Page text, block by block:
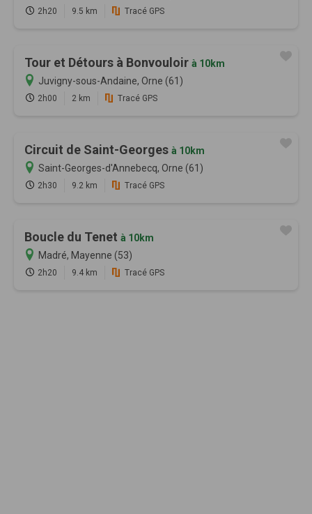
2h20 9.5 km Tracé GPS
Tour et Détours à Bonvouloir à 10km
Juvigny-sous-Andaine, Orne (61)
2h00 2 km Tracé GPS
Circuit de Saint-Georges à 10km
Saint-Georges-d'Annebecq, Orne (61)
2h30 9.2 km Tracé GPS
Boucle du Tenet à 10km
Madré, Mayenne (53)
2h20 9.4 km Tracé GPS